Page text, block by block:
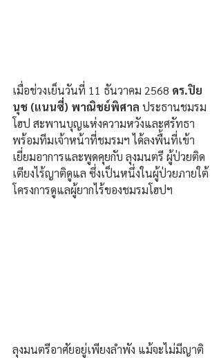
เมื่อช่วงเย็นวันที่ 11 ธันวาคม 2568 ดร.ปิย
นุช (แนนซี่) พาณิชย์พิศาล ประธานชมรม
โฮป สะพานบุญแห่งความหวังและศรัทธา
พร้อมทีมเจ้าหน้าที่ชมรมฯ ได้ลงพื้นที่เข้า
เยี่ยมอาการและพูดคุยกับ ลุงมนตรี ผู้ป่วยติด
เตียงไร้ญาติดูแล ซึ่งเป็นหนึ่งในผู้ป่วยภายใต้
โครงการดูแลผู้ยากไร้ของชมรมโฮปฯ
ลุงมนตรีอาศัยอยู่เพียงลำพัง แม้จะไม่มีญาติ